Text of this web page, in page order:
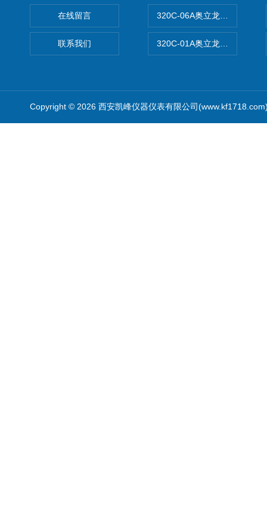
在线留言
联系我们
320C-06A奥立龙实验室便携
320C-01A奥立龙实验室便携
Copyright © 2026 西安凯峰仪器仪表有限公司